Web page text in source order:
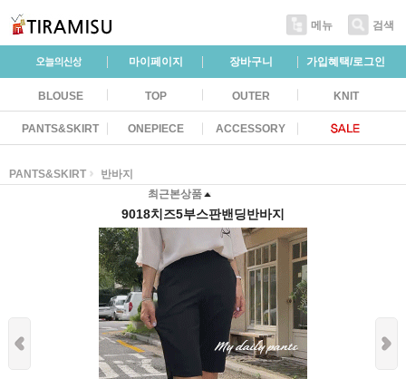
메뉴 검색
마이페이지 장바구니 가입혜택/로그인
BLOUSE TOP OUTER KNIT
PANTS&SKIRT ONEPIECE ACCESSORY
PANTS&SKIRT
반바지
최근본상품
9018치즈5부스판밴딩반바지